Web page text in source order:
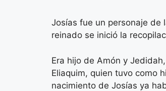
Josías fue un personaje de
reinado se inició la
Era hijo de Amón y
Eliaquim, quien tuvo como
nacimiento de Josías ya